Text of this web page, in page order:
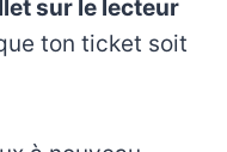
sur le lecteur
ton ticket soit